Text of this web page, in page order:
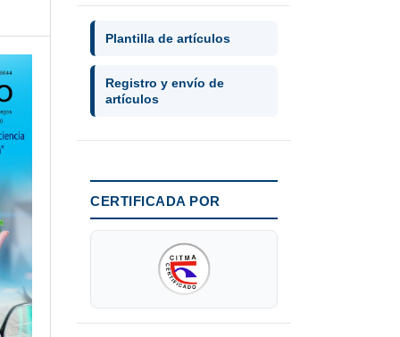
Plantilla de artículos
Registro y envío de
artículos
CERTIFICADA POR